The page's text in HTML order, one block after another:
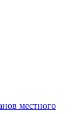
местного